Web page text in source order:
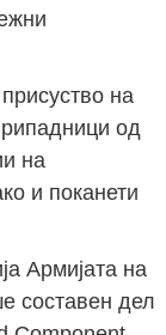
на
од
на
и поканети
Армијата на
составен дел